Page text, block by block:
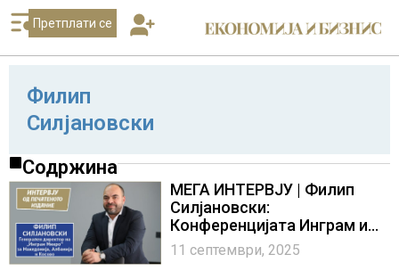
Претплати се
Филип
Силјановски
Содржина
МЕГА ИНТЕРВЈУ | Филип
Силјановски:
Конференцијата Инграм и
вендорс нетворкинг#4
(Ingram & Vendors
11 септември, 2025